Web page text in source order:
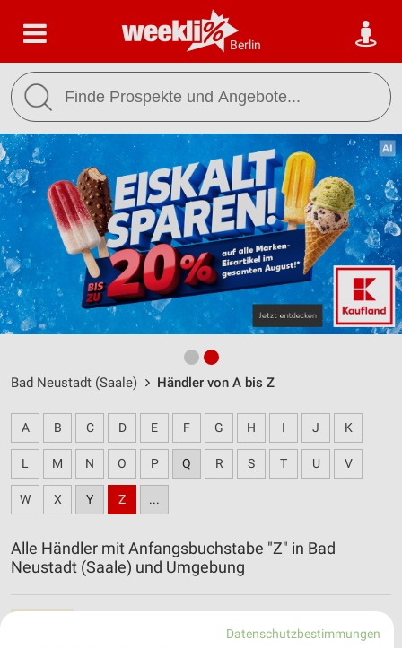
Berlin
Bad Neustadt (Saale) Händler von A bis Z
A B C D E F G H I J K
L M N O P Q R S T U V
W X Y Z ...
Alle Händler mit Anfangsbuchstabe "Z" in Bad
Neustadt (Saale) und Umgebung
Datenschutzbestimmungen